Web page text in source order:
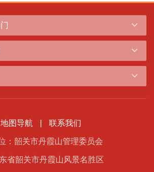
地图导航 联系我们
：韶关市丹霞山管理委员会
省韶关市丹霞山风景名胜区